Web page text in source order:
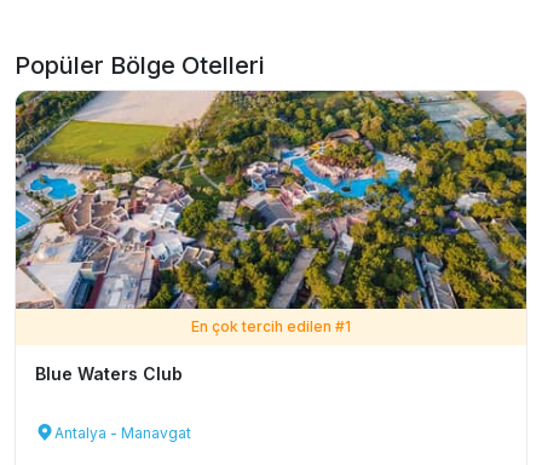
Popüler Bölge Otelleri
En çok tercih edilen #1
Blue Waters Club
Antalya - Manavgat